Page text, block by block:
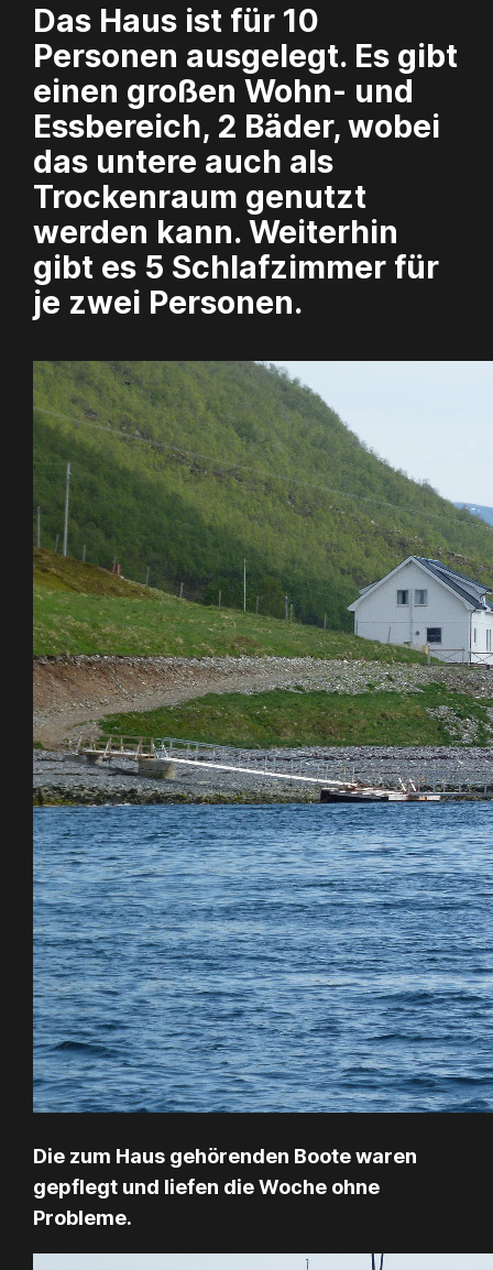
Das Haus ist für 10
Personen ausgelegt. Es gibt
einen großen Wohn- und
Essbereich, 2 Bäder, wobei
das untere auch als
Trockenraum genutzt
werden kann. Weiterhin
gibt es 5 Schlafzimmer für
je zwei Personen.
Die zum Haus gehörenden Boote waren
gepflegt und liefen die Woche ohne
Probleme.